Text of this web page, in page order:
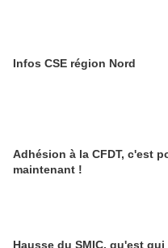
Infos CSE région Nord
Adhésion à la CFDT, c'est
maintenant !
Hausse du SMIC, qu'est